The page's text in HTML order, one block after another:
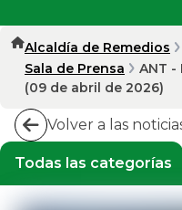
Alcaldía de Remedios
Sala de Prensa
ANT -
(09 de abril de 2026)
Volver a las
Todas las categorías